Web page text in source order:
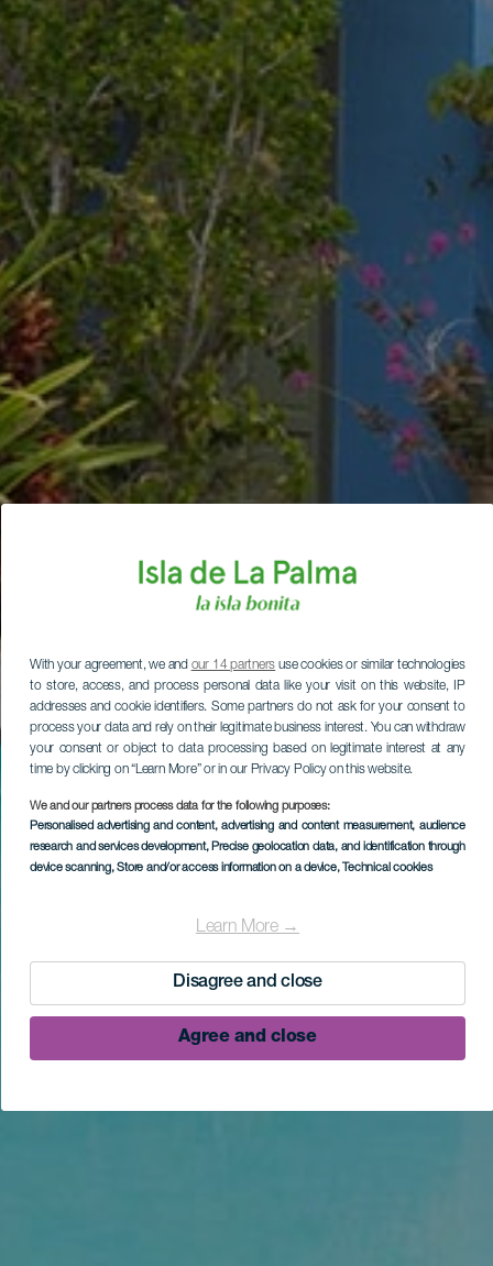
With your agreement, we and our 14 partners use cookies or similar technologies
to store, access, and process personal data like your visit on this website, IP
addresses and cookie identifiers. Some partners do not ask for your consent to
process your data and rely on their legitimate business interest. You can withdraw
your consent or object to data processing based on legitimate interest at any
time by clicking on “Learn More” or in our Privacy Policy on this website.
We and our partners process data for the following purposes:
Personalised advertising and content, advertising and content measurement, audience
research and services development, Precise geolocation data, and identification through
device scanning, Store and/or access information on a device, Technical cookies
Learn More →
Disagree and close
Agree and close